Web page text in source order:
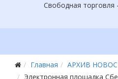
Свободная торговля
Главная
АРХИВ
Электронная площадка